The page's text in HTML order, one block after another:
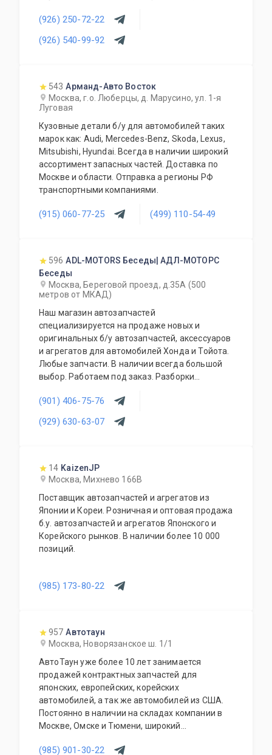
прочего. Предоставляется гарантия качества
на всю продукцию. Приемлемые цены и
система скидок для постоянных и оптовых
(926) 250-72-22
(926) 540-99-92
543 Арманд-Авто Восток
Москва, г.о. Люберцы, д. Марусино, ул. 1-я
Луговая
Кузовные детали б/у для автомобилей таких
марок как: Audi, Mercedes-Benz, Skoda, Lexus,
Mitsubishi, Hyundai. Всегда в наличии широкий
ассортимент запасных частей. Доставка по
Москве и области. Отправка а регионы РФ
транспортными компаниями.
(915) 060-77-25 (499) 110-54-49
596 ADL-MOTORS Беседы| АДЛ-МОТОРС
Беседы
Москва, Береговой проезд, д.35А (500
метров от МКАД)
Наш магазин автозапчастей
специализируется на продаже новых и
оригинальных б/у автозапчастей, аксессуаров
и агрегатов для автомобилей Хонда и Тойота.
Любые запчасти. В наличии всегда большой
выбор. Работаем под заказ. Разборки
система скидок. Работа с региональными
клиентами. Ежедневный рабочий график.
(901) 406-75-76
(929) 630-63-07
14 KaizenJP
Москва, Михнево 166В
Поставщик автозапчастей и агрегатов из
Японии и Кореи. Розничная и оптовая продажа
б.у. автозапчастей и агрегатов Японского и
Корейского рынков. В наличии более 10 000
позиций.
(985) 173-80-22
957 Автотаун
Москва, Новорязанское ш. 1/1
АвтоТаун уже более 10 лет занимается
продажей контрактных запчастей для
японских, европейских, корейских
автомобилей, а так же автомобилей из США.
Постоянно в наличии на складах компании в
Москве, Омске и Тюмени, широкий
более 150000 наименований. Все запчасти,
(985) 901-30-22